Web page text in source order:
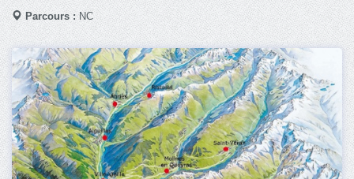
Parcours :NC